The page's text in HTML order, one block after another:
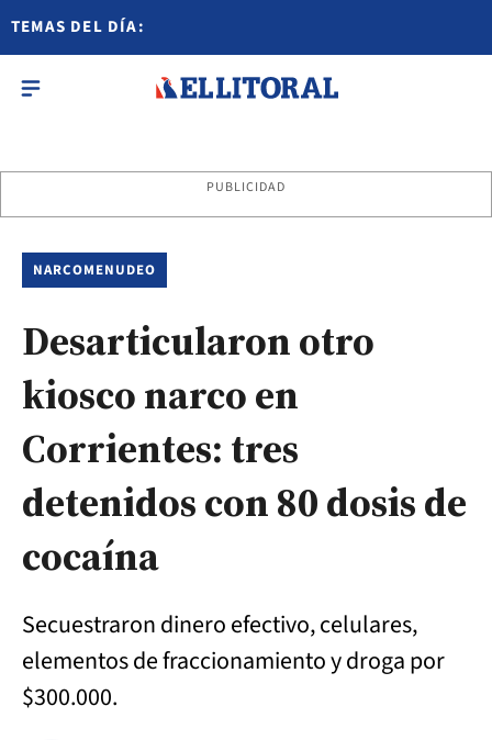
TEMAS DEL DÍA:
PUBLICIDAD
NARCOMENUDEO
Desarticularon otro
kiosco narco en
Corrientes: tres
detenidos con 80 dosis de
cocaína
Secuestraron dinero efectivo, celulares,
elementos de fraccionamiento y droga por
$300.000.